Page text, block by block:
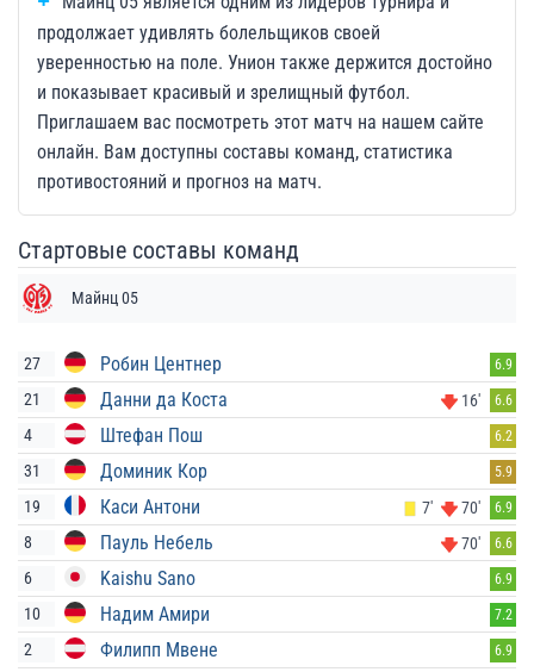
продолжает удивлять болельщиков своей
уверенностью на поле. Унион также держится достойно
и показывает красивый и зрелищный футбол.
Приглашаем вас посмотреть этот матч на нашем сайте
онлайн. Вам доступны составы команд, статистика
противостояний и прогноз на матч.
Стартовые составы команд
Майнц 05
27 Робин Центнер 6.9
21 Данни да Коста 16' 6.6
4 Штефан Пош 6.2
31 Доминик Кор 5.9
19 Каси Антони 7' 70' 6.9
8 Пауль Небель 70' 6.6
6 Kaishu Sano 6.9
10 Надим Амири 7.2
2 Филипп Мвене 6.9